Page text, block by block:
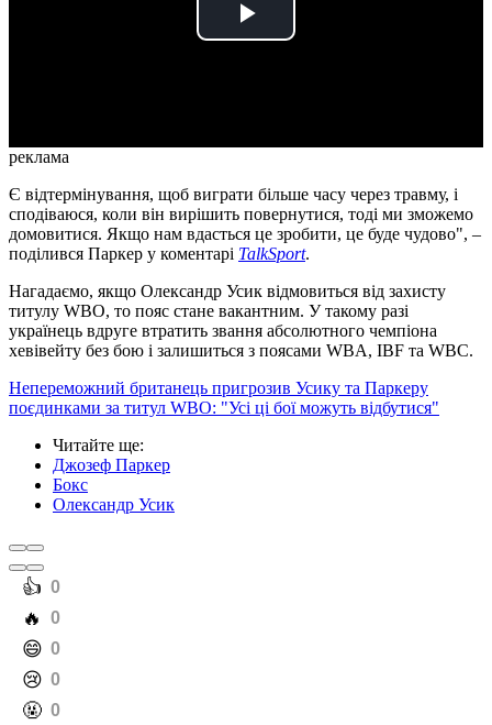
Play
реклама
Є відтермінування, щоб виграти більше часу через травму, і
сподіваюся, коли він вирішить повернутися, тоді ми зможемо
домовитися. Якщо нам вдасться це зробити, це буде чудово", –
поділився Паркер у коментарі TalkSport.
Нагадаємо, якщо Олександр Усик відмовиться від захисту
титулу WBO, то пояс стане вакантним. У такому разі
українець вдруге втратить звання абсолютного чемпіона
хевівейту без бою і залишиться з поясами WBA, IBF та WBC.
Непереможний британець пригрозив Усику та Паркеру
поєдинками за титул WBO: "Усі ці бої можуть відбутися"
Читайте ще:
Джозеф Паркер
Бокс
Олександр Усик
️👍 0
️🔥 0
️😄 0
️😢 0
️🤬 0